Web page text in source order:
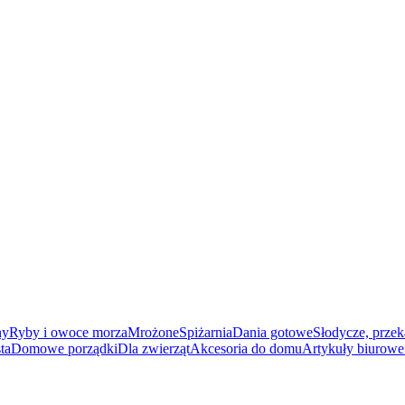
Ryby i owoce morzaMrożoneSpiżarniaDania gotoweSłodycze,
Domowe porządkiDla zwierzątAkcesoria do domuArtykuły